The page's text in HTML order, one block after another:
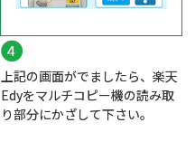
上記の画面がでましたら、楽天
Edyをマルチコピー機の読み取
り部分にかざして下さい。